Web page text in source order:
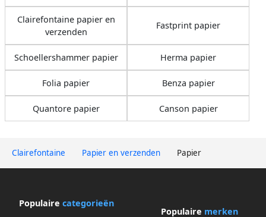
Clairefontaine Papier en verzenden Papier
Clairefontaine papier en
verzenden
Fastprint papier
Schoellershammer papier Herma papier
Folia papier Benza papier
Quantore papier Canson papier
Populaire categorieën
Populaire merken